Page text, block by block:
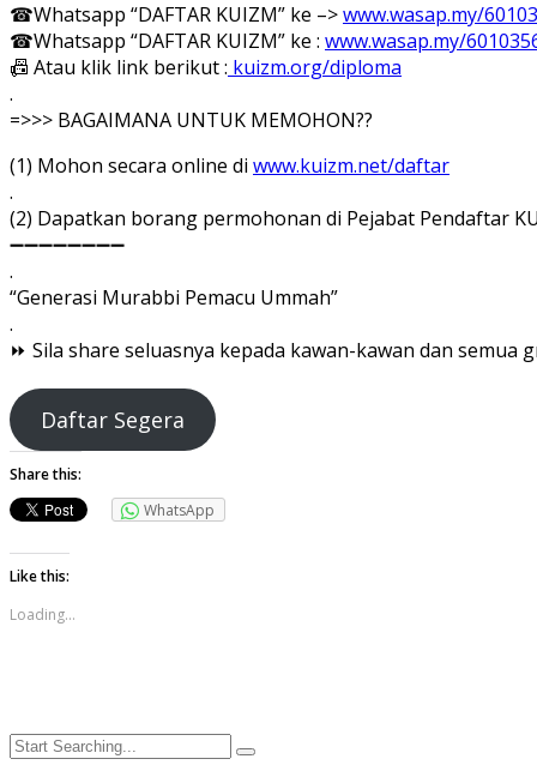
☎Whatsapp “DAFTAR KUIZM” ke –>www.wasap.my/
☎Whatsapp “DAFTAR KUIZM” ke : www.wasap.my/
📠 Atau klik link berikut : kuizm.org/diploma
.
=>>> BAGAIMANA UNTUK MEMOHON??
(1) Mohon secara online di www.kuizm.net/daftar
.
(2) Dapatkan borang permohonan di Pejabat Pendaftar
➖➖➖➖➖➖➖➖
.
“Generasi Murabbi Pemacu Ummah”
.
⏩ Sila share seluasnya kepada kawan-kawan dan semua
Daftar Segera
Share this:
WhatsApp
Like this:
Loading...